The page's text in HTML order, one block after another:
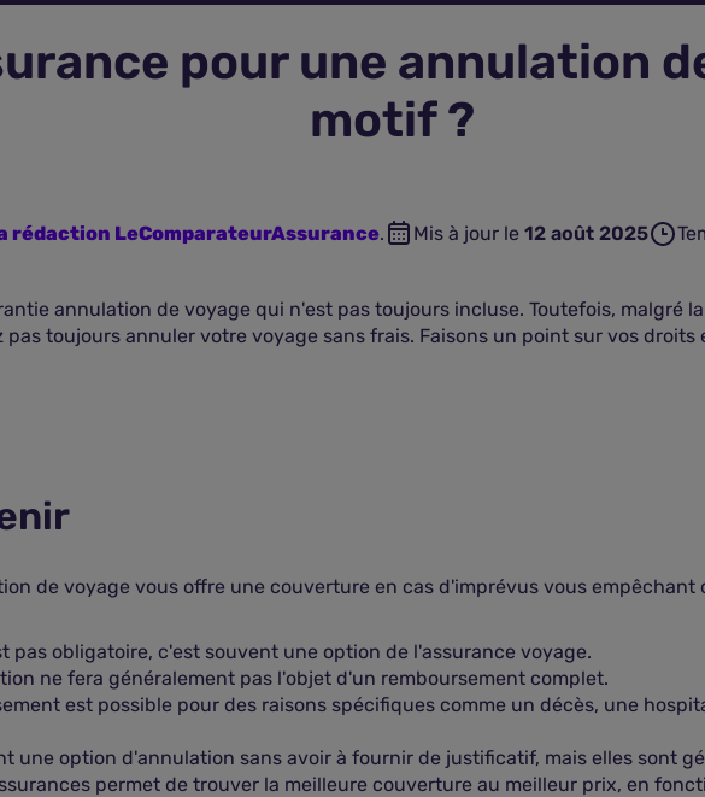
pour une annulation
motif ?
rédaction LeComparateurAssurance. Mis à jour le 12 août 2025
annulation de voyage qui n'est pas toujours incluse. Toutefois, malgré
toujours annuler votre voyage sans frais. Faisons un point sur vos
de voyage vous offre une couverture en cas d'imprévus vous empêchant
pas obligatoire, c'est souvent une option de l'assurance voyage.
ne fera généralement pas l'objet d'un remboursement complet.
est possible pour des raisons spécifiques comme un décès, une
une option d'annulation sans avoir à fournir de justificatif, mais elles sont
permet de trouver la meilleure couverture au meilleur prix, en